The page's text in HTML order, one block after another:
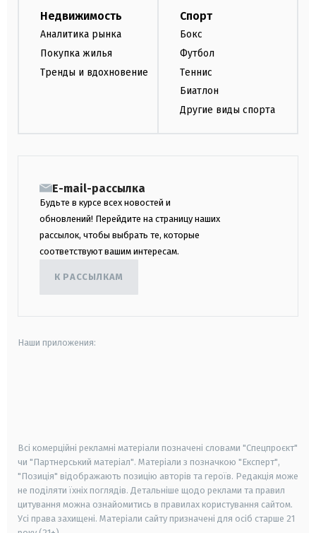
Недвижимость
Аналитика рынка
Покупка жилья
Тренды и вдохновение
Спорт
Бокс
Футбол
Теннис
Биатлон
Другие виды спорта
E-mail-рассылка
Будьте в курсе всех новостей и
обновлений! Перейдите на страницу наших
рассылок, чтобы выбрать те, которые
соответствуют вашим интересам.
К РАССЫЛКАМ
Наши приложения:
Всі комерційні рекламні матеріали позначені словами "Спецпроєкт"
чи "Партнерський матеріал". Матеріали з позначкою "Експерт",
"Позиція" відображають позицію авторів та героїв. Редакція може
не поділяти їхніх поглядів. Детальніше щодо реклами та правил
цитування можна ознайомитись в правилах користування сайтом.
Усі права захищені. Матеріали сайту призначені для осіб старше 21